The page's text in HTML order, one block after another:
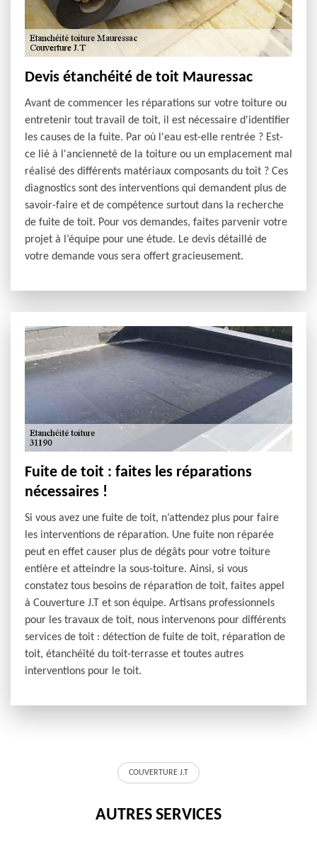
Devis étanchéité de toit Mauressac
Avant de commencer les réparations sur votre toiture ou
entretenir tout travail de toit, il est nécessaire d'identifier
les causes de la fuite. Par où l'eau est-elle rentrée ? Est-
ce lié à l'ancienneté de la toiture ou un emplacement mal
réalisé des différents matériaux composants du toit ? Ces
diagnostics sont des interventions qui demandent plus de
savoir-faire et de compétence surtout dans la recherche
de fuite de toit. Pour vos demandes, faites parvenir votre
projet à l’équipe pour une étude. Le devis détaillé de
votre demande vous sera offert gracieusement.
Fuite de toit : faites les réparations
nécessaires !
Si vous avez une fuite de toit, n’attendez plus pour faire
les interventions de réparation. Une fuite non réparée
peut en effet causer plus de dégâts pour votre toiture
entière et atteindre la sous-toiture. Ainsi, si vous
constatez tous besoins de réparation de toit, faites appel
à Couverture J.T et son équipe. Artisans professionnels
pour les travaux de toit, nous intervenons pour différents
services de toit : détection de fuite de toit, réparation de
toit, étanchéité du toit-terrasse et toutes autres
interventions pour le toit.
COUVERTURE J.T
AUTRES SERVICES